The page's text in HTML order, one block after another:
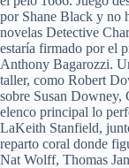
por Shane Black y no
novelas Detective
estaría firmado por el
Anthony Bagarozzi.
taller, como Robert
sobre Susan
elenco principal lo
LaKeith Stanfield,
reparto coral donde
Nat Wolff, Thomas